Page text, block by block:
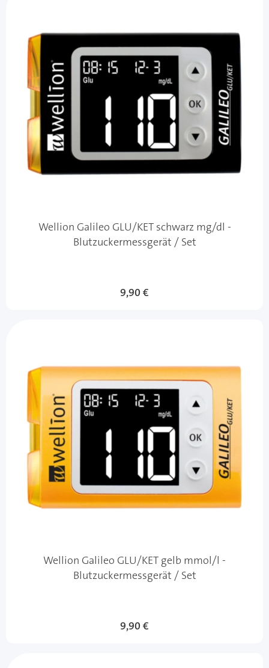
Wellion Galileo GLU/KET schwarz mg/dl -
Blutzuckermessgerät / Set
9,90 €
Wellion Galileo GLU/KET gelb mmol/l -
Blutzuckermessgerät / Set
9,90 €